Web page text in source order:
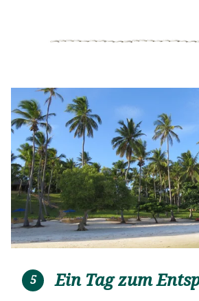
5 Ein Tag zum